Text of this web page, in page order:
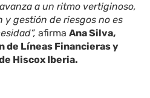
a un ritmo vertiginoso,
gestión de riesgos no es
afirmaAna Silva,
de Líneas Financieras y
Hiscox Iberia.